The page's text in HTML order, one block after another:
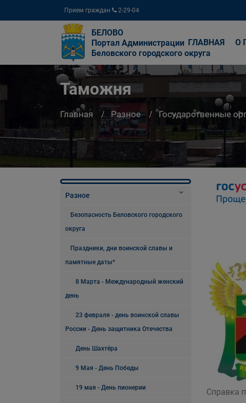
Прием граждан 2-29-04
БЕЛОВО
Портал Администрации
Беловского городского округа
ГЛАВНАЯ О
Таможня
Главная Разное Государственные
Разное
Безопасность Беловского городского
округа
Праздники, дни воинской славы и
памятные даты*
8 Марта - Международный женский
день
23 февраля - день воинской славы
России - День защитника Отечества
День Шахтёра
9 Мая - День Победы
19 мая - День пионерии Справка